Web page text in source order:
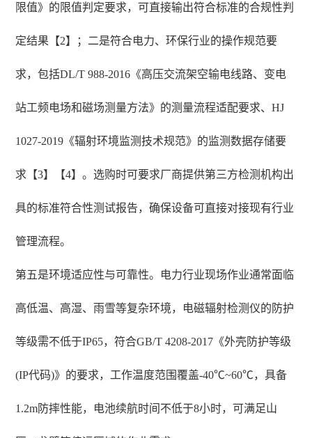
限值》的限值判定要求，可直接输出符合标准的合规性判
定结果【2】；二是符合电力、环保行业的操作规范要
求，包括DL/T 988-2016《高压交流架空输电线路、变电
站工频电场和磁场测量方法》的测量流程适配要求、HJ
1027-2019《辐射环境监测技术规范》的监测数据存储要
求【3】【4】。选购时可要求厂商提供第三方检测机构出
具的标准符合性测试报告，确保设备可直接对接现有行业
管理流程。
第五是环境适应性与可靠性。电力行业现场作业通常面临
高低温、高湿、雨雪等复杂环境，电磁辐射检测仪的防护
等级需不低于IP65，符合GB/T 4208-2017《外壳防护等级
(IP代码)》的要求，工作温度范围覆盖-40℃~60℃，具备
1.2m防摔性能，电池续航时间不低于8小时，可满足山